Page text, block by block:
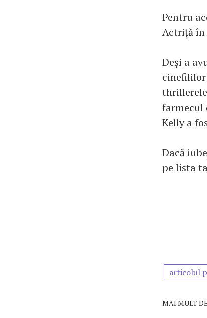
Pentru
Actriță în
Deși a
cinefililor
farmecul
Kelly a
Dacă
pe lista
articolul
MAI MULT